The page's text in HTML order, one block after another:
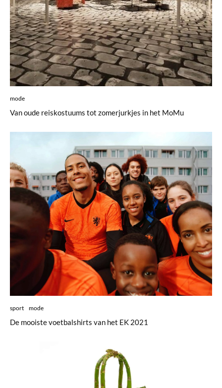
mode
Van oude reiskostuums tot zomerjurkjes in het MoMu
sport mode
De mooiste voetbalshirts van het EK 2021